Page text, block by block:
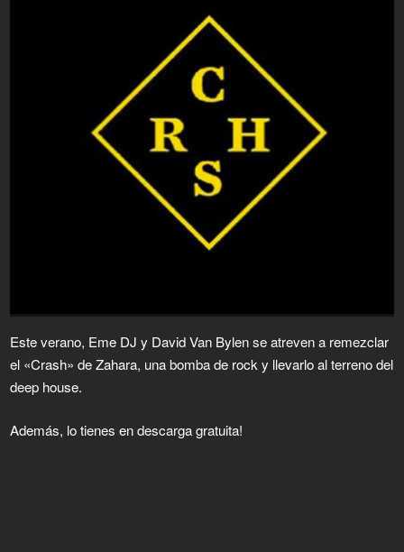
Este verano, Eme DJ y David Van Bylen se atreven a remezclar
el «Crash» de Zahara, una bomba de rock y llevarlo al terreno del
deep house.
Además, lo tienes en descarga gratuita!